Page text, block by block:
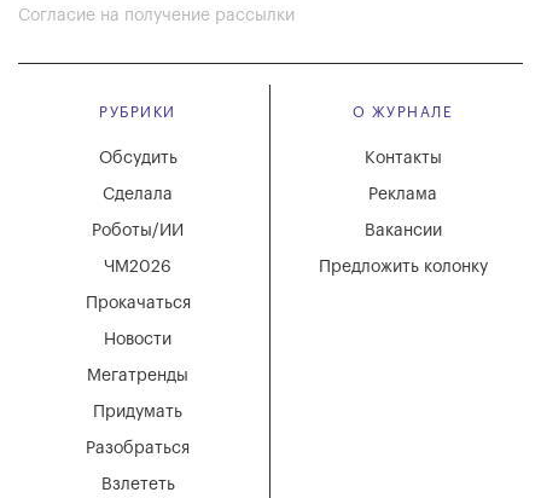
Согласие на получение рассылки
РУБРИКИ
Мегатренды
Придумать
Разобраться
Взлететь
Новости
Обсудить
Сделала
Роботы/ИИ
ЧМ2026
Прокачаться
О ЖУРНАЛЕ
Вакансии
Реклама
Контакты
Предложить колонку